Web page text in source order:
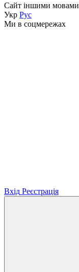
Сайт іншими мовами
Укр Рус
Ми в соцмережах
Вхід Реєстрація